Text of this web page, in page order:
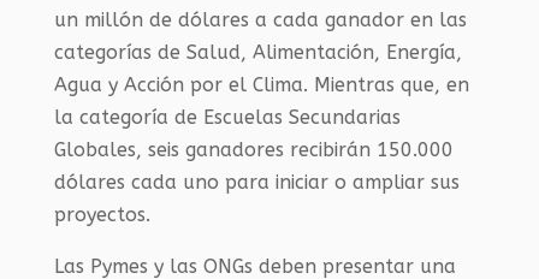
un millón de dólares a cada ganador en las
categorías de Salud, Alimentación, Energía,
Agua y Acción por el Clima. Mientras que, en
la categoría de Escuelas Secundarias
Globales, seis ganadores recibirán 150.000
dólares cada uno para iniciar o ampliar sus
proyectos.
Las Pymes y las ONGs deben presentar una